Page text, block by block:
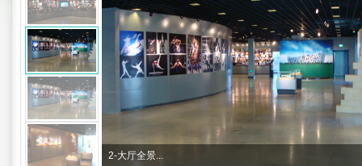
3-长江碧玉原石...